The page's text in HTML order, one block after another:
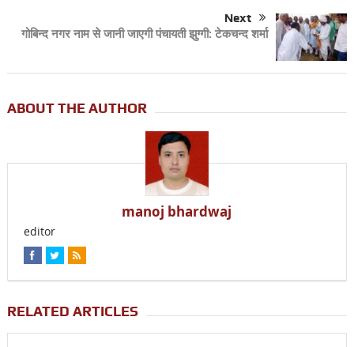
Next
गोबिन्द नगर नाम से जानी जाएगी पंचायती झुग्गी: टेकचन्द शर्मा
ABOUT THE AUTHOR
manoj bhardwaj
editor
RELATED ARTICLES